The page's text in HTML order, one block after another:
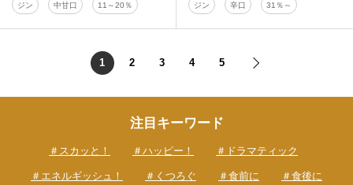
ジン 中甘口 11～20％ ジン 辛口 31％～
1 2 3 4 5
注目キーワード
＃スカッと！ ＃ハッピー！ ＃ドラマティック
＃エネルギッシュ！ ＃くつろぐ ＃食前に ＃食後に